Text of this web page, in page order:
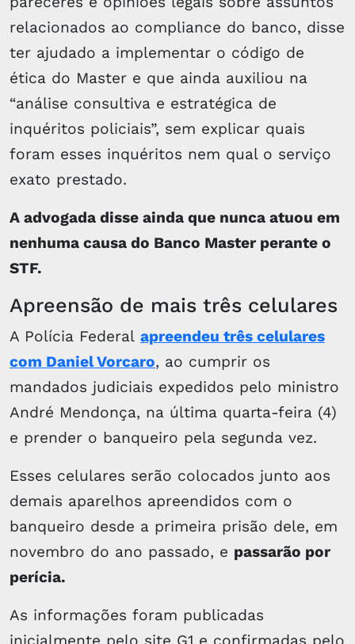
relacionados ao compliance do banco, disse
ter ajudado a implementar o código de
ética do Master e que ainda auxiliou na
“análise consultiva e estratégica de
inquéritos policiais”, sem explicar quais
foram esses inquéritos nem qual o serviço
exato prestado.
A advogada disse ainda que nunca atuou em
nenhuma causa do Banco Master perante o
STF.
Apreensão de mais três celulares
A Polícia Federal apreendeu três celulares
com Daniel Vorcaro, ao cumprir os
mandados judiciais expedidos pelo ministro
André Mendonça, na última quarta-feira (4)
e prender o banqueiro pela segunda vez.
Esses celulares serão colocados junto aos
demais aparelhos apreendidos com o
banqueiro desde a primeira prisão dele, em
novembro do ano passado, e passarão por
perícia.
As informações foram publicadas